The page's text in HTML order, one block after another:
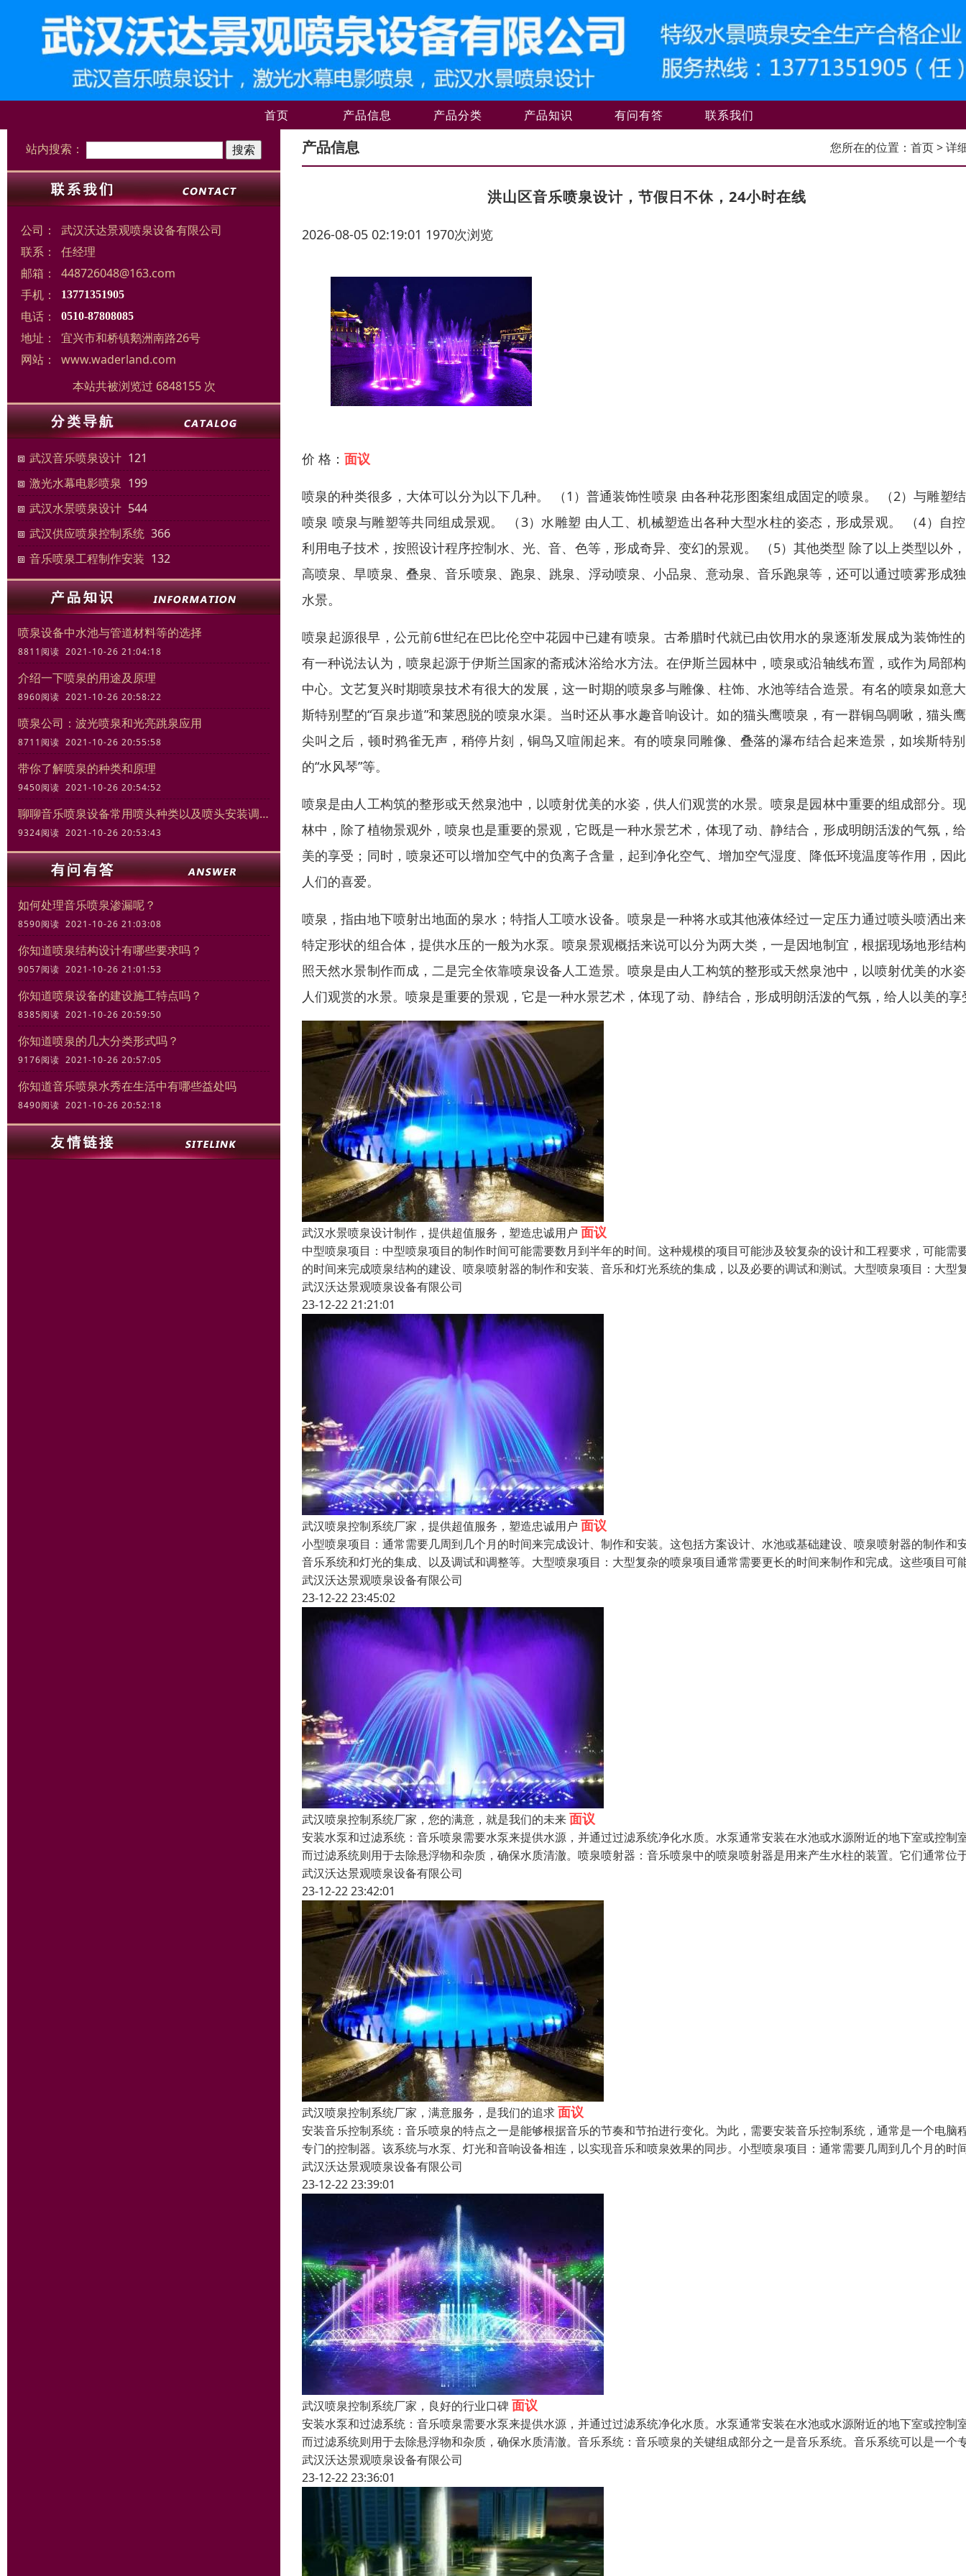
首页 产品信息 产品分类 产品知识 有问有答 联系我们
站内搜索：
公司：
武汉沃达景观喷泉设备有限公司
联系：
任经理
邮箱：
448726048@163.com
手机：
13771351905
电话： 0510-87808085
地址：
宜兴市和桥镇鹅洲南路26号
网站：
www.waderland.com
本站共被浏览过 6848155 次
武汉音乐喷泉设计 121
激光水幕电影喷泉 199
武汉水景喷泉设计 544
武汉供应喷泉控制系统 366
音乐喷泉工程制作安装 132
喷泉设备中水池与管道材料等的选择
8811阅读 2021-10-26 21:04:18
介绍一下喷泉的用途及原理
8960阅读 2021-10-26 20:58:22
喷泉公司：波光喷泉和光亮跳泉应用
8711阅读 2021-10-26 20:55:58
带你了解喷泉的种类和原理
9450阅读 2021-10-26 20:54:52
聊聊音乐喷泉设备常用喷头种类以及喷头安装调试规范
9324阅读 2021-10-26 20:53:43
如何处理音乐喷泉渗漏呢？
8590阅读 2021-10-26 21:03:08
你知道喷泉结构设计有哪些要求吗？
9057阅读 2021-10-26 21:01:53
你知道喷泉设备的建设施工特点吗？
8385阅读 2021-10-26 20:59:50
你知道喷泉的几大分类形式吗？
9176阅读 2021-10-26 20:57:05
你知道音乐喷泉水秀在生活中有哪些益处吗
8490阅读 2021-10-26 20:52:18
产品信息 您所在的位置： 首页> 详
洪山区音乐喷泉设计，节假日不休，24小时在线
2026-08-05 02:19:01 1970次浏览
价 格： 面议
喷泉的种类很多，大体可以分为以下几种。 （1）普通装饰性喷泉 由各种花形图案组成固定的喷泉。 （2）与雕塑
喷泉 喷泉与雕塑等共同组成景观。 （3）水雕塑 由人工、机械塑造出各种大型水柱的姿态，形成景观。 （4）自
利用电子技术，按照设计程序控制水、光、音、色等，形成奇异、变幻的景观。 （5）其他类型 除了以上类型以外
高喷泉、旱喷泉、叠泉、音乐喷泉、跑泉、跳泉、浮动喷泉、小品泉、意动泉、音乐跑泉等，还可以通过喷雾形成
水景。
喷泉起源很早，公元前6世纪在巴比伦空中花园中已建有喷泉。古希腊时代就已由饮用水的泉逐渐发展成为装饰性
有一种说法认为，喷泉起源于伊斯兰国家的斋戒沐浴给水方法。在伊斯兰园林中，喷泉或沿轴线布置，或作为局部
中心。文艺复兴时期喷泉技术有很大的发展，这一时期的喷泉多与雕像、柱饰、水池等结合造景。有名的喷泉如意
斯特别墅的“百泉步道”和莱恩脱的喷泉水渠。当时还从事水趣音响设计。如的猫头鹰喷泉，有一群铜鸟啁啾，猫头
尖叫之后，顿时鸦雀无声，稍停片刻，铜鸟又喧闹起来。有的喷泉同雕像、叠落的瀑布结合起来造景，如埃斯特
的“水风琴”等。
喷泉是由人工构筑的整形或天然泉池中，以喷射优美的水姿，供人们观赏的水景。喷泉是园林中重要的组成部分。
林中，除了植物景观外，喷泉也是重要的景观，它既是一种水景艺术，体现了动、静结合，形成明朗活泼的气氛，
美的享受；同时，喷泉还可以增加空气中的负离子含量，起到净化空气、增加空气湿度、降低环境温度等作用，因
人们的喜爱。
喷泉，指由地下喷射出地面的泉水；特指人工喷水设备。喷泉是一种将水或其他液体经过一定压力通过喷头喷洒出
特定形状的组合体，提供水压的一般为水泵。喷泉景观概括来说可以分为两大类，一是因地制宜，根据现场地形结
照天然水景制作而成，二是完全依靠喷泉设备人工造景。喷泉是由人工构筑的整形或天然泉池中，以喷射优美的水
人们观赏的水景。喷泉是重要的景观，它是一种水景艺术，体现了动、静结合，形成明朗活泼的气氛，给人以美的享
武汉水景喷泉设计制作，提供超值服务，塑造忠诚用户 面议
中型喷泉项目：中型喷泉项目的制作时间可能需要数月到半年的时间。这种规模的项目可能涉及较复杂的设计和工程要求，可能需
的时间来完成喷泉结构的建设、喷泉喷射器的制作和安装、音乐和灯光系统的集成，以及必要的调试和测试。大型喷泉项目：大型
武汉沃达景观喷泉设备有限公司
23-12-22 21:21:01
武汉喷泉控制系统厂家，提供超值服务，塑造忠诚用户 面议
小型喷泉项目：通常需要几周到几个月的时间来完成设计、制作和安装。这包括方案设计、水池或基础建设、喷泉喷射器的制作和
音乐系统和灯光的集成、以及调试和调整等。大型喷泉项目：大型复杂的喷泉项目通常需要更长的时间来制作和完成。这些项目可
武汉沃达景观喷泉设备有限公司
23-12-22 23:45:02
武汉喷泉控制系统厂家，您的满意，就是我们的未来面议
安装水泵和过滤系统：音乐喷泉需要水泵来提供水源，并通过过滤系统净化水质。水泵通常安装在水池或水源附近的地下室或控制
而过滤系统则用于去除悬浮物和杂质，确保水质清澈。喷泉喷射器：音乐喷泉中的喷泉喷射器是用来产生水柱的装置。它们通常位
武汉沃达景观喷泉设备有限公司
23-12-22 23:42:01
武汉喷泉控制系统厂家，满意服务，是我们的追求面议
安装音乐控制系统：音乐喷泉的特点之一是能够根据音乐的节奏和节拍进行变化。为此，需要安装音乐控制系统，通常是一个电脑
专门的控制器。该系统与水泵、灯光和音响设备相连，以实现音乐和喷泉效果的同步。小型喷泉项目：通常需要几周到几个月的时
武汉沃达景观喷泉设备有限公司
23-12-22 23:39:01
武汉喷泉控制系统厂家，良好的行业口碑面议
安装水泵和过滤系统：音乐喷泉需要水泵来提供水源，并通过过滤系统净化水质。水泵通常安装在水池或水源附近的地下室或控制
而过滤系统则用于去除悬浮物和杂质，确保水质清澈。音乐系统：音乐喷泉的关键组成部分之一是音乐系统。音乐系统可以是一个
武汉沃达景观喷泉设备有限公司
23-12-22 23:36:01